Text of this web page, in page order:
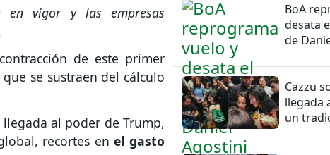
vigor y las empresas
de este primer
se sustraen del cálculo
al poder de Trump,
recortes en el gasto
BoA
desata
de
Cazzu
llegada
un